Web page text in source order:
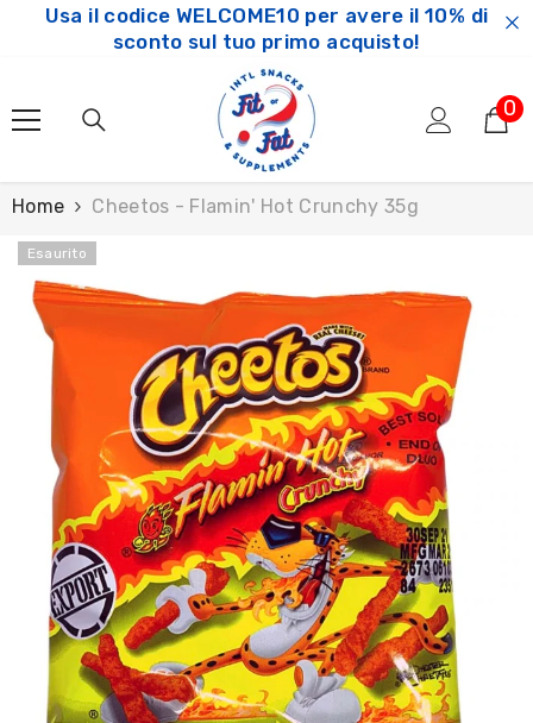
SKIP TO CONTENT
Usa il codice WELCOME10 per avere il 10% di
sconto sul tuo primo acquisto!
00
Home Cheetos - Flamin' Hot Crunchy 35g
Esaurito